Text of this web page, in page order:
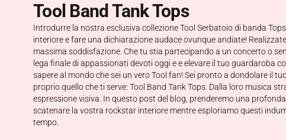
Tool Band Tank Tops
Introdurre la nostra esclusiva collezione Tool Serbatoio di banda
interiore e fare una dichiarazione audace ovunque andiate!
massima soddisfazione. Che tu stia partecipando a un concerto o
lega finale di appassionati devoti oggi e e elevare il tuo guardaroba
sapere al mondo che sei un vero Tool fan! Sei pronto a dondolare il
proprio quello che ti serve: Tool Band Tank Tops. Dalla loro musica
espressione visiva. In questo post del blog, prenderemo una
scatenare la vostra rockstar interiore mentre esploriamo questi
tempo.